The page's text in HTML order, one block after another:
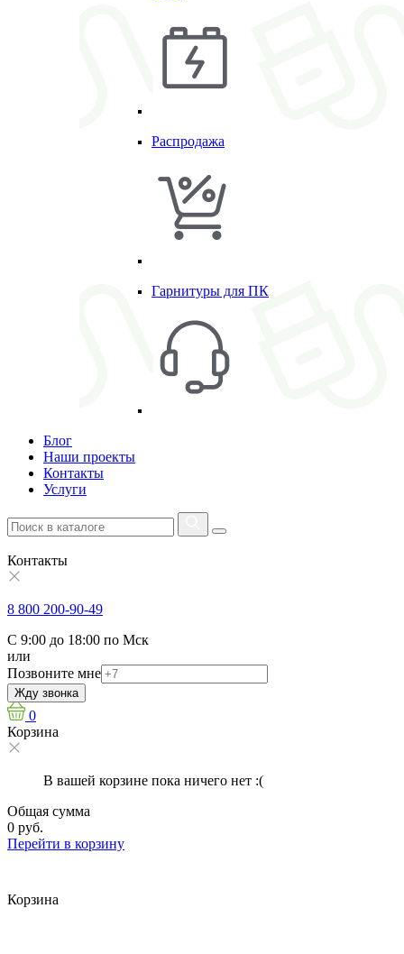
Распродажа
Гарнитуры для ПК
Блог
Наши проекты
Контакты
Услуги
Контакты
8 800 200-90-49
С 9:00 до 18:00 по Мск
или
Позвоните мне
Жду звонка
0
Корзина
В вашей корзине пока ничего нет :(
Общая сумма
0 руб.
Перейти в корзину
Корзина